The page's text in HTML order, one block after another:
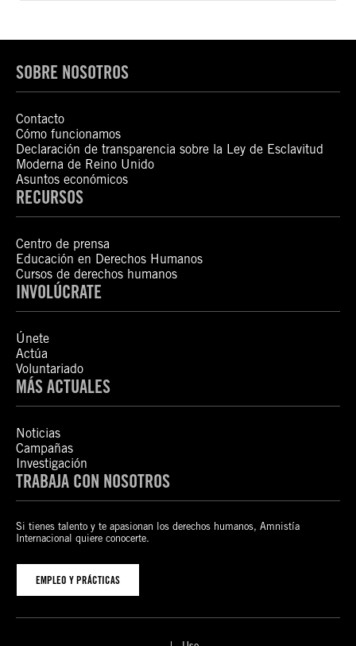
SOBRE NOSOTROS
Contacto
Cómo funcionamos
Declaración de transparencia sobre la Ley de Esclavitud
Moderna de Reino Unido
Asuntos económicos
RECURSOS
Centro de prensa
Educación en Derechos Humanos
Cursos de derechos humanos
INVOLÚCRATE
Únete
Actúa
Voluntariado
MÁS ACTUALES
Noticias
Campañas
Investigación
TRABAJA CON NOSOTROS
Si tienes talento y te apasionan los derechos humanos, Amnistía
Internacional quiere conocerte.
EMPLEO Y PRÁCTICAS